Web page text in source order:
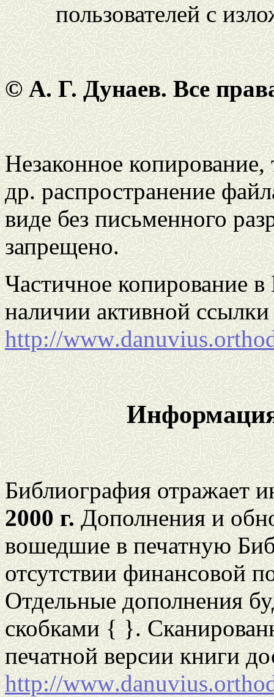
пользователей с
© А. Г. Дунаев. Все
Незаконное
др. распространение
виде без письменного
запрещено.
Частичное копирование
наличии активной ссылки
http://www.danuvius.
Библиография отражает
2000 г.Дополнения и
вошедшие в печатную
отсутствии финансовой
Отдельные дополнения
скобками { }.
печатной версии книги
http://www.danuvius.